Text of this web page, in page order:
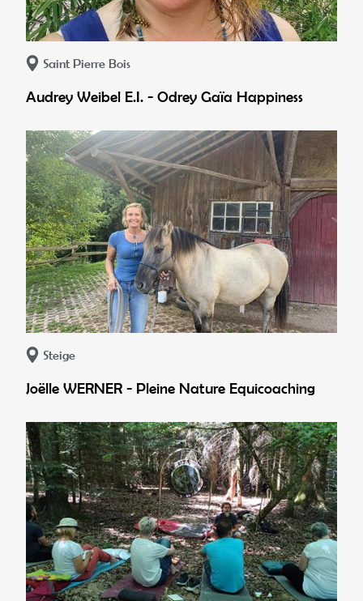
Saint Pierre Bois
Audrey Weibel E.I. - Odrey Gaïa Happiness
Steige
Joëlle WERNER - Pleine Nature Equicoaching